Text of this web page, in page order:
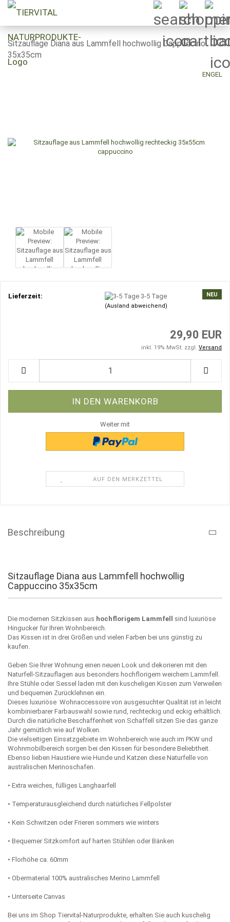
Sitzauflage Diana aus Lammfell hochwollig Cappuccino
35x35cm
ENGEL
NEU
Lieferzeit: 3-5 Tage
(Ausland abweichend)
29,90 EUR
inkl. 19% MwSt. zzgl. Versand
Weiter mit
AUF DEN MERKZETTEL
Beschreibung
Sitzauflage Diana aus Lammfell hochwollig
Cappuccino 35x35cm
Die modernen Sitzkissen aus hochflorigem Lammfell sind luxuriöse
Hingucker für Ihren Wohnbereich.
Das Kissen ist in drei Größen und vielen Farben bei uns günstig zu
kaufen.
Geben Sie Ihrer Wohnung einen neuen Look und dekorieren mit den
Naturfell-Sitzauflagen aus besonders hochflorigem weichem Lammfell.
Ihre Stühle oder Sessel laden mit den kuscheligen Kissen zum Verweilen
und bequemen Zurücklehnen ein.
Dieses luxuriöse Wohnaccessoire von ausgesuchter Qualität ist in leicht
kombinierbarer Farbauswahl sowie rund, rechteckig und eckig erhältlich.
Durch die natürliche Beschaffenheit von Schaffell sitzen Sie das ganze
Jahr gemütlich wie auf Wolken.
Die vielseitigen Einsatzgebiete im Wohnbereich wie auch im PKW und
Wohnmobilbereich sorgen bei den Kissen für besondere Beliebtheit.
Ebenso lieben Haustiere wie Hunde und Katzen diese Naturfelle von
australischen Merinoschafen.
• Extra weiches, fülliges Langhaarfell
• Temperaturausgleichend durch natürliches Fellpolster
• Kein Schwitzen oder Frieren sommers wie winters
• Bequemer Sitzkomfort auf harten Stühlen oder Bänken
• Florhöhe ca. 60mm
• Obermaterial 100% australisches Merino Lammfell
• Unterseite Canvas
Bei uns im Shop Tiervital-Naturprodukte, erhalten Sie auch kuschelig